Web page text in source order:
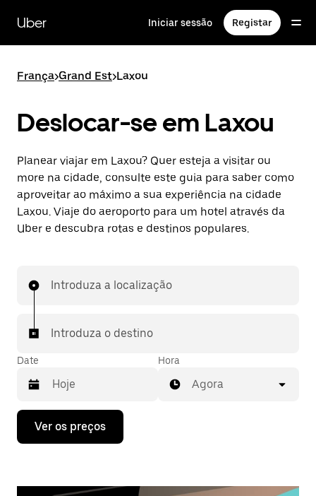
para
conteúdo
Uber Iniciar sessão Registar
França>Grand Est>Laxou
Deslocar-se em Laxou
Planear viajar em Laxou? Quer esteja a visitar ou
more na cidade, consulte este guia para saber como
aproveitar ao máximo a sua experiência na cidade
Laxou. Viaje do aeroporto para um hotel através da
Uber e descubra rotas e destinos populares.
Introduza a localização
Introduza o destino
Date
Prima
tecla
Hora
Agora
Ver os preços